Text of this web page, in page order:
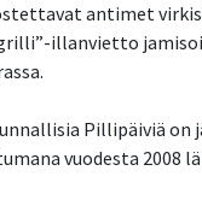
antimet
illanvietto
Pillipäiviä on
vuodesta 2008